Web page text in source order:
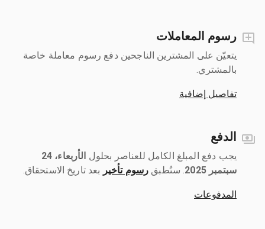
رسوم المعاملات
يتعيّن على المشترين الناجحين دفع رسوم معاملة خاصة
بالمشتري.
تفاصيل إضافية
الدفع
يجب دفع المبلغ الكامل للعناصر بحلول ‎
الأربعاء، 24
سبتمبر 2025
‎. ستُطبق رسوم تأخير بعد تاريخ الاستحقاق.
المدفوعات